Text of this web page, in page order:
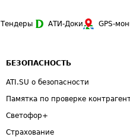
Тендеры АТИ-Доки GPS-
БЕЗОПАСНОСТЬ
ATI.SU о безопасности
Памятка по проверке
Светофор+
Страхование